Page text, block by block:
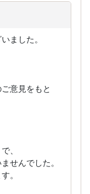
ました。
意見をもと
、
せんでした。
。